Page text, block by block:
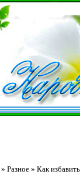
» Разное » Как